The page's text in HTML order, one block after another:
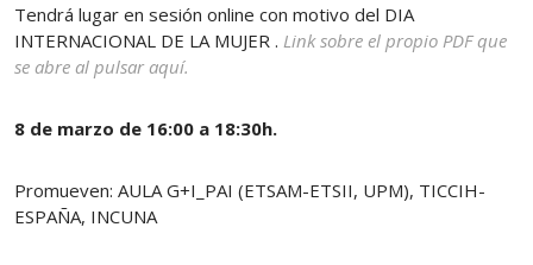
Tendrá lugar en sesión online con motivo del DIA
INTERNACIONAL DE LA MUJER . Link sobre el propio PDF que
se abre al pulsar aquí.
8 de marzo de 16:00 a 18:30h.
Promueven: AULA G+I_PAI (ETSAM-ETSII, UPM), TICCIH-
ESPAÑA, INCUNA